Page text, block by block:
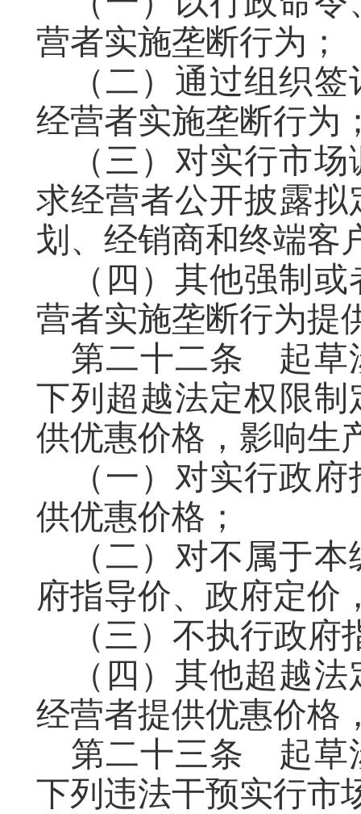
营者实施垄断行为；
（二）通过组织
经营者实施垄断行为
（三） 对实行市场
求经营者公开披露拟
划、经销商和终端客
（四）其他强制
营者实施垄断行为提
第二十二条
起草
下列超越法定权限
供优惠价格，影响生
（一）对实行政
供优惠价格；
（二）对不属于
府指导价、政府定价
（三）不执行政
（四）其他超越
经营者提供优惠价格
第二十三条
起草
下列违法干预实行市